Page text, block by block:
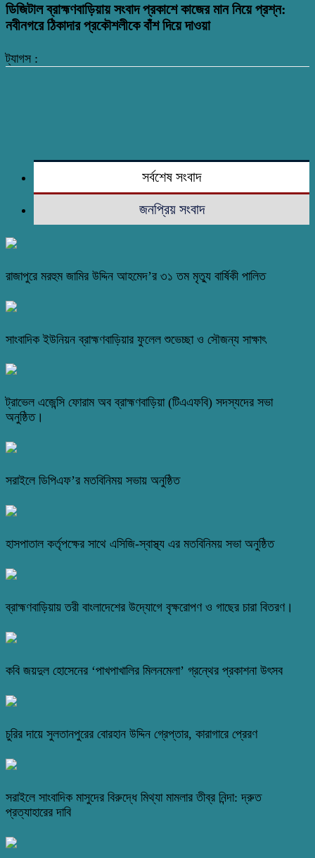
ডিজিটাল ব্রাহ্মণবাড়িয়ায় সংবাদ প্রকাশে কাজের মান নিয়ে প্রশ্ন:
নবীনগরে ঠিকাদার প্রকৌশলীকে বাঁশ দিয়ে দাওয়া
ট্যাগস :
সর্বশেষ সংবাদ
জনপ্রিয় সংবাদ
রাজাপুরে মরহুম জামির উদ্দিন আহমেদ’র ৩১ তম মৃত্যু বার্ষিকী পালিত
সাংবাদিক ইউনিয়ন ব্রাহ্মণবাড়িয়ার ফুলেল শুভেচ্ছা ও সৌজন্য সাক্ষাৎ
ট্রাভেল এজেন্সি ফোরাম অব ব্রাহ্মণবাড়িয়া (টিএএফবি) সদস্যদের সভা
অনুষ্ঠিত।
সরাইলে ডিপিএফ’র মতবিনিময় সভায় অনুষ্ঠিত
হাসপাতাল কর্তৃপক্ষের সাথে এসিজি-স্বাস্থ্য এর মতবিনিময় সভা অনুষ্ঠিত
ব্রাহ্মণবাড়িয়ায় তরী বাংলাদেশের উদ্যোগে বৃক্ষরোপণ ও গাছের চারা বিতরণ।
কবি জয়দুল হোসেনের ‘পাখপাখালির মিলনমেলা’ গ্রন্থের প্রকাশনা উৎসব
চুরির দায়ে সুলতানপুরের বোরহান উদ্দিন গ্রেপ্তার, কারাগারে প্রেরণ
সরাইলে সাংবাদিক মাসুদের বিরুদ্ধে মিথ্যা মামলার তীব্র নিন্দা: দ্রুত
প্রত্যাহারের দাবি